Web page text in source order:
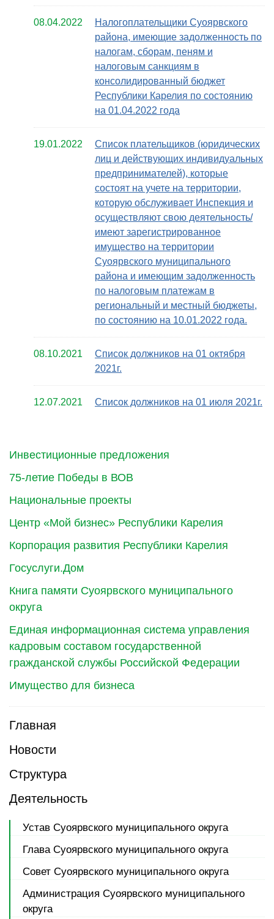
Инвестиционные предложения
75-летие Победы в ВОВ
Национальные проекты
Центр «Мой бизнес» Республики Карелия
Корпорация развития Республики Карелия
Госуслуги.Дом
Книга памяти Суоярвского муниципального
округа
Единая информационная система управления
кадровым составом государственной
гражданской службы Российской Федерации
Имущество для бизнеса
Главная
Новости
Структура
Деятельность
Устав Суоярвского муниципального округа
Глава Суоярвского муниципального округа
Совет Суоярвского муниципального округа
Администрация Суоярвского муниципального
округа
08.04.2022
Налогоплательщики Суоярвского
района, имеющие задолженность по
налогам, сборам, пеням и
налоговым санкциям в
консолидированный бюджет
Республики Карелия по состоянию
на 01.04.2022 года
19.01.2022
Список плательщиков (юридических
лиц и действующих индивидуальных
предпринимателей), которые
состоят на учете на территории,
которую обслуживает Инспекция и
осуществляют свою деятельность/
имеют зарегистрированное
имущество на территории
Суоярвского муниципального
района и имеющим задолженность
по налоговым платежам в
региональный и местный бюджеты,
по состоянию на 10.01.2022 года.
08.10.2021
Список должников на 01 октября
2021г.
12.07.2021 Список должников на 01 июля 2021г.